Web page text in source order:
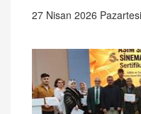
27 Nisan 2026 Pazartesi